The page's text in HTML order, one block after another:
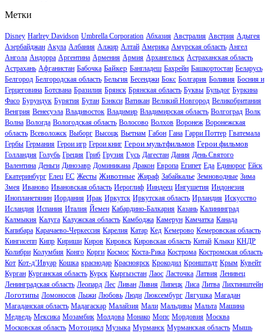
Метки
Disney Harlrey Davidson Umbrella Corporation Абхазия Австралия Австрия Адыгея
Азербайджан Акула Албания Алжир Алтай Америка Амурская область Ангел
Ангола Андорра Аргентина Армения Армия Архангельск Астраханская область
Астрахань Афганистан Бабочка Байкер Бангладеш Бахрейн Башкортостан Беларусь
Белгород Белгородская область Бельгия Бесенджи Бокс Болгария Боливия Босния и
Герцеговина Ботсвана Бразилия Брянск Брянская область Буквы Бульдог Буркина
Фасо Бурундук Бурятия Бутан Бэнкси Ватикан Великий Новгород Великобритания
Венгрия Венесуэла Владивосток Владимир Владимирская область Волгоград Волк
Волна Вологда Вологодская область Волосово Волхов Воронеж Воронежская
область Всеволожск Выборг Высоцк Вьетнам Габон Гана Гарри Поттер Гватемала
Гербы Германия Герои игр Герои книг Герои мультфильмов Герои фильмов
Голландия Голубь Греция Гриб Грузия Гусь Дагестан Дания День Святого
Валентина Деньги Динозавр Доминикана Дракон Европа Египет Еда Единорог Ейск
Екатеринбург Елец ЕС Жесты Животные Жираф Забайкалье Земноводные Зима
Змея Иваново Ивановская область Иероглиф Ииндеец Ингушетия Индонезия
Инопланетянин Иордания Ирак Иркутск Иркутская область Ирландия Искусство
Исландия Испания Италия Йемен Кабардино-Балкария Казань Калининград
Калмыкия Калуга Калужская область Камбоджа Камерун Камчатка Канада
Капибара Карачаево-Черкессия Карелия Катар Кед Кемерово Кемеровская область
Кингисепп Кипр Кириши Киров Кировск Кировская область Китай Клыки КНДР
Колибри Колумбия Конго Корги Космос Коста-Рика Кострома Костромская область
Кот Кот-д’Ивуар Кошка краснодар Красноярск Крокодил Кронштадт Крым Кувейт
Курган Курганская область Курск Кыргызстан Лаос Ласточка Латвия Ленивец
Ленинградская область Леопард Лес Ливан Ливия Липецк Лиса Литва Лихтинштейн
Логотипы Ломоносов Лыжи Любовь Люди Люксембург Лягушка Магадан
Магаданская область Мадагаскар Малайзия Мали Мальдивы Мальта Машина
Медведь Мексика Мозамбик Молдова Монако Мопс Мордовия Москва
Московская область Мотоцикл Музыка Мурманск Мурманская область Мышь